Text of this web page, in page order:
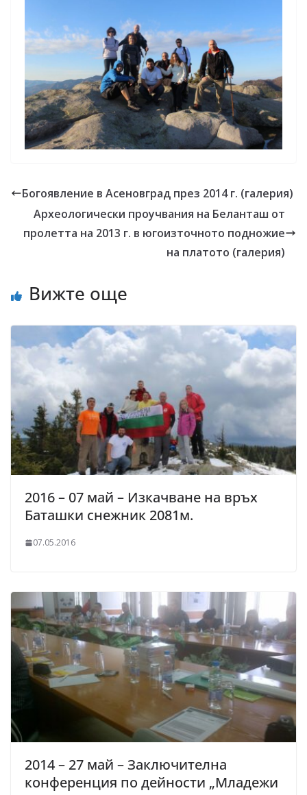
Богоявление в Асеновград през 2014 г. (галерия)
Археологически проучвания на Беланташ от
пролетта на 2013 г. в югоизточното подножие
на платото (галерия)
Вижте още
2016 – 07 май – Изкачване на връх
Баташки снежник 2081м.
07.05.2016
2014 – 27 май – Заключителна
конференция по дейности „Младежи